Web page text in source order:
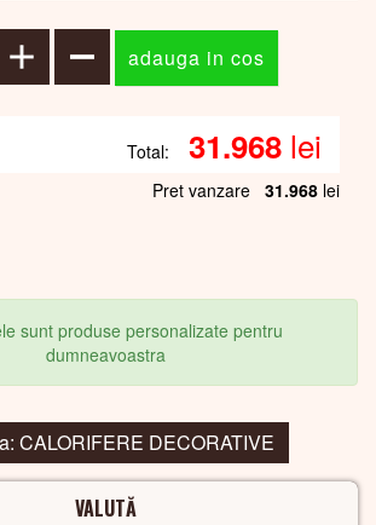
Total: 31.968 lei
Pret vanzare 31.968 lei
sunt produse personalizate pentru
dumneavoastra
CALORIFERE DECORATIVE
VALUTĂ